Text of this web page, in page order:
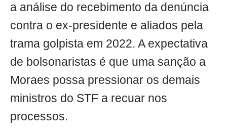
a análise do recebimento da denúncia
contra o ex-presidente e aliados pela
trama golpista em 2022. A expectativa
de bolsonaristas é que uma sanção a
Moraes possa pressionar os demais
ministros do STF a recuar nos
processos.